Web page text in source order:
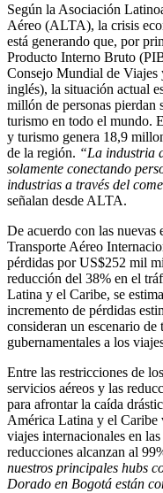
Según la Asociación
Aéreo (ALTA), la crisis
está generando que, por
Producto Interno Bruto
Consejo Mundial de
inglés), la situación actual
millón de personas pierdan
turismo en todo el mundo.
y turismo genera 18,9
de la región. “La industria
solamente conectando
industrias a través del
señalan desde ALTA.
De acuerdo con las nuevas
Transporte Aéreo
pérdidas por US$252 mil
reducción del 38% en el
Latina y el Caribe, se
incremento de pérdidas
consideran un escenario de
gubernamentales a los
Entre las restricciones de
servicios aéreos y las
para afrontar la caída
América Latina y el Caribe
viajes internacionales en
reducciones alcanzan al
nuestros principales hubs
Dorado en Bogotá están